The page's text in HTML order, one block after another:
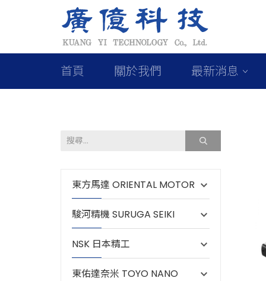
首頁 關於我們 最新消息
東方馬達 ORIENTAL MOTOR
駿河精機 SURUGA SEIKI
NSK 日本精工
東佑達奈米 TOYO NANO